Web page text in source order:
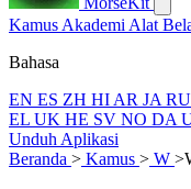
Kamus Akademi Alat
Bahasa
EN ES ZH HI AR JA RU
EL UK HE SV NO DA
Unduh Aplikasi
Beranda > Kamus > W >